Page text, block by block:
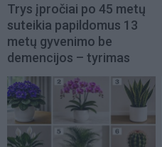
Trys įpročiai po 45 metų
suteikia papildomus 13
metų gyvenimo be
demencijos – tyrimas